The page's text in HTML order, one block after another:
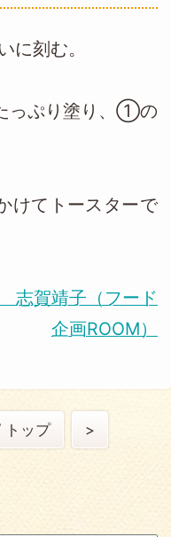
に刻む。
っぷり塗り、①の
けてトースターで
賀靖子（フード
企画ROOM）
トップ >